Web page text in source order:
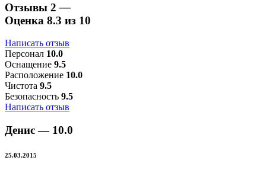
Отзывы 2 —
Оценка 8.3 из 10
Написать отзыв
Персонал 10.0
Оснащение 9.5
Расположение 10.0
Чистота 9.5
Безопасность 9.5
Написать отзыв
Денис — 10.0
25.03.2015